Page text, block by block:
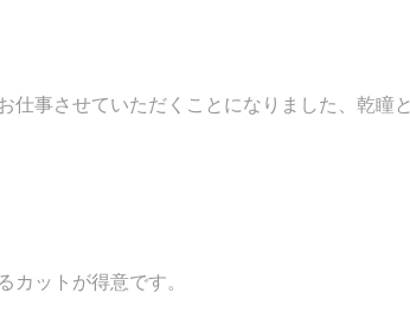
仕事させていただくことになりました、乾瞳と
ットが得意です。